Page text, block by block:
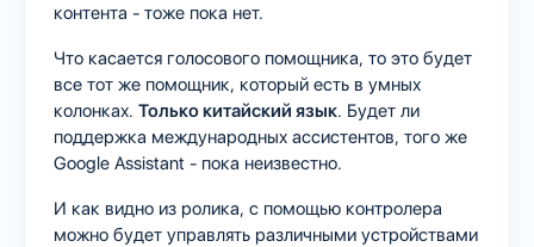
контента - тоже пока нет.
Что касается голосового помощника, то это будет
все тот же помощник, который есть в умных
колонках. Только китайский язык. Будет ли
поддержка международных ассистентов, того же
Google Assistant - пока неизвестно.
И как видно из ролика, с помощью контролера
можно будет управлять различными устройствами